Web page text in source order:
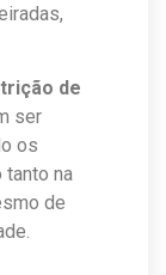
de
ser
os
tanto na
de